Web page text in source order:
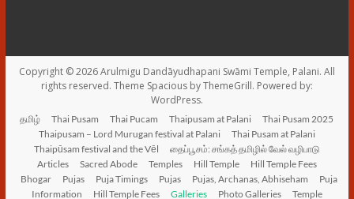
Copyright © 2026Arulmigu Dandāyudhapani Swāmi Temple, Palani. All
rights reserved. Theme Spaciousby ThemeGrill. Powered by:
WordPress.
தமிழ் Thai Pusam Thai Pucam Thaipusam at Palani
Thai Pusam 2025
Thaipusam – Lord Murugan festival at Palani
Thai Pusam at Palani
Thaipūsam festival and the Vēl
தைப்பூசம்: சங்கத் தமிழில் வேல் வழிபாடு
Articles
Sacred Abode Temples Hill Temple
Hill Temple Fees
Bhogar
Pujas Puja Timings Pujas Pujas, Archanas, Abhiseham
Puja
Information
Hill Temple Fees Galleries Photo Galleries Temple